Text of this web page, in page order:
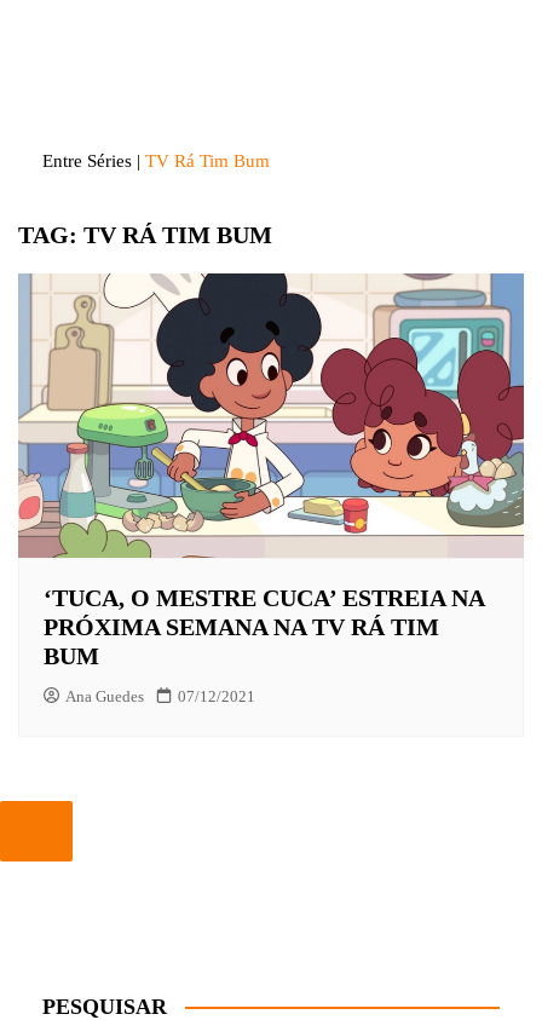
Entre Séries | TV Rá Tim Bum
TAG: TV RÁ TIM BUM
‘TUCA, O MESTRE CUCA’ ESTREIA NA
PRÓXIMA SEMANA NA TV RÁ TIM
BUM
Ana Guedes 07/12/2021
PESQUISAR